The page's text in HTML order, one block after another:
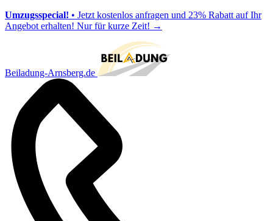
Umzugsspecial! • Jetzt kostenlos anfragen und 23% Rabatt auf Ihr
Angebot erhalten! Nur für kurze Zeit! →
Beiladung-Arnsberg.de